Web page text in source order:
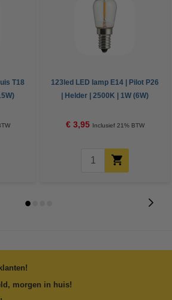
T18
123led LED lamp E14 | Pilot P26
| Helder | 2500K | 1W (6W)
€ 3,95 Inclusief 21% BTW
morgen in huis!